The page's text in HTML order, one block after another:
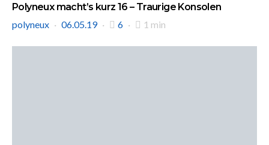
Polyneux macht’s kurz 16 – Traurige Konsolen
polyneux
06.05.19 6 1 min